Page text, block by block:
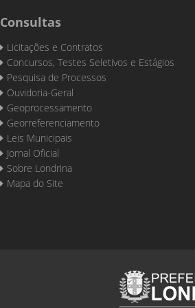
Consultas
Licitações e Contratos
Concursos, Testes Seletivos e Estágios
Pesquisa de Processos
Ouvidoria-Geral
Geoprocessamento
Georreferenciamento
Leis Municipais
Jornal Oficial
Sobre Londrina
Mapa do Site